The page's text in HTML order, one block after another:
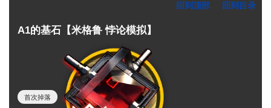
回到顶部 回到目录
A1的基石【米格鲁 悖论模拟】
首次掉落